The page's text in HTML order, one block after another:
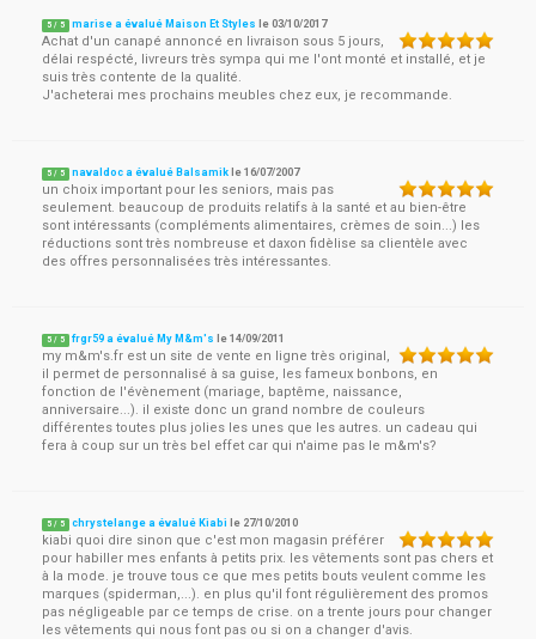
5 / 5 marise a évalué Maison Et Styles le03/10/2017
Achat d'un canapé annoncé en livraison sous 5 jours,
délai respécté, livreurs très sympa qui me l'ont monté et installé, et je
suis très contente de la qualité.
J'acheterai mes prochains meubles chez eux, je recommande.
5 / 5 navaldoc a évalué Balsamik le16/07/2007
un choix important pour les seniors, mais pas
seulement. beaucoup de produits relatifs à la santé et au bien-être
sont intéressants (compléments alimentaires, crèmes de soin...) les
réductions sont très nombreuse et daxon fidèlise sa clientèle avec
des offres personnalisées très intéressantes.
5 / 5 frgr59 a évalué My M&m's le14/09/2011
my m&m's.fr est un site de vente en ligne très original,
il permet de personnalisé à sa guise, les fameux bonbons, en
fonction de l'évènement (mariage, baptême, naissance,
anniversaire...). il existe donc un grand nombre de couleurs
différentes toutes plus jolies les unes que les autres. un cadeau qui
fera à coup sur un très bel effet car qui n'aime pas le m&m's?
5 / 5 chrystelange a évalué Kiabi le 27/10/2010
kiabi quoi dire sinon que c'est mon magasin préférer
pour habiller mes enfants à petits prix. les vêtements sont pas chers et
à la mode. je trouve tous ce que mes petits bouts veulent comme les
marques (spiderman,...). en plus qu'il font régulièrement des promos
pas négligeable par ce temps de crise. on a trente jours pour changer
les vêtements qui nous font pas ou si on a changer d'avis.